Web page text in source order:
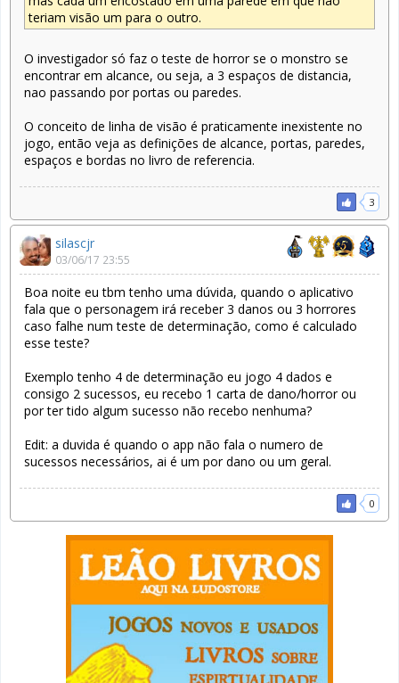
teriam visão um para o outro.
O investigador só faz o teste de horror se o monstro se
encontrar em alcance, ou seja, a 3 espaços de distancia,
nao passando por portas ou paredes.
O conceito de linha de visão é praticamente inexistente no
jogo, então veja as definições de alcance, portas, paredes,
espaços e bordas no livro de referencia.
3
silascjr
03/06/17 23:55
Boa noite eu tbm tenho uma dúvida, quando o aplicativo
fala que o personagem irá receber 3 danos ou 3 horrores
caso falhe num teste de determinação, como é calculado
esse teste?
Exemplo tenho 4 de determinação eu jogo 4 dados e
consigo 2 sucessos, eu recebo 1 carta de dano/horror ou
por ter tido algum sucesso não recebo nenhuma?
Edit: a duvida é quando o app não fala o numero de
sucessos necessários, ai é um por dano ou um geral.
0